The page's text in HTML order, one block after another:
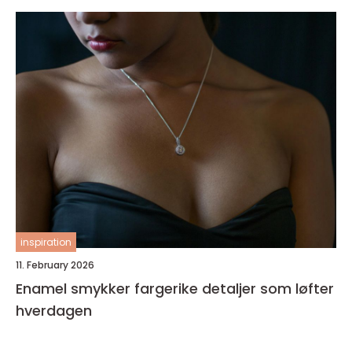
inspiration
11. February 2026
Enamel smykker fargerike detaljer som løfter
hverdagen